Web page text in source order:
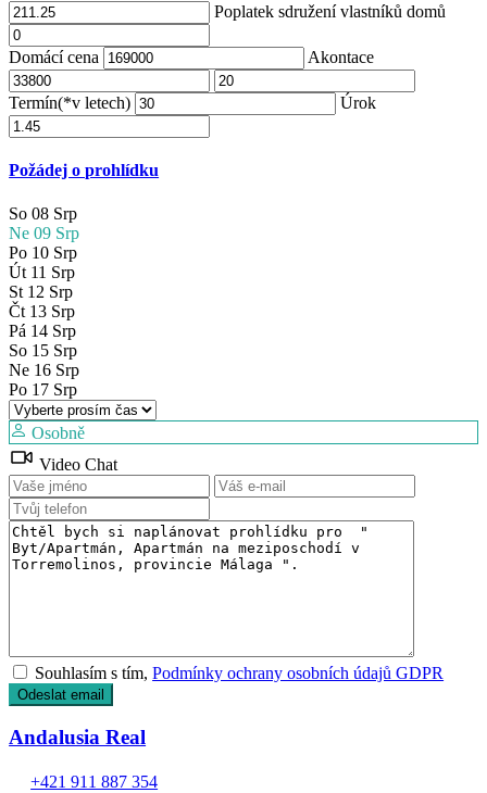
Poplatek sdružení vlastníků domů
Domácí cena Akontace
Termín(*v letech) Úrok
Požádej o prohlídku
So 08 Srp
Ne 09 Srp
Po 10 Srp
Út 11 Srp
St 12 Srp
Čt 13 Srp
Pá 14 Srp
So 15 Srp
Ne 16 Srp
Po 17 Srp
Osobně
Video Chat
Souhlasím s tím,Podmínky ochrany osobních údajů GDPR
Andalusia Real
+421 911 887 354